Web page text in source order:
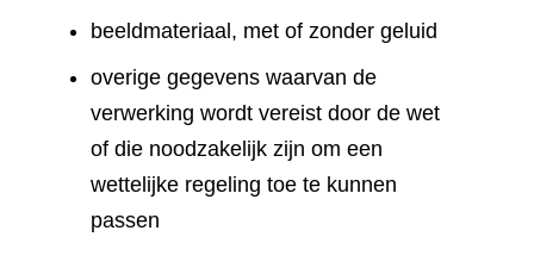
beeldmateriaal, met of zonder geluid
overige gegevens waarvan de
verwerking wordt vereist door de wet
of die noodzakelijk zijn om een
wettelijke regeling toe te kunnen
passen